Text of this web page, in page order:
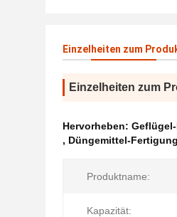
Einzelheiten zum
Einzelheiten zum
Hervorheben:
, Düngemittel-
Produktname:
Kapazität: